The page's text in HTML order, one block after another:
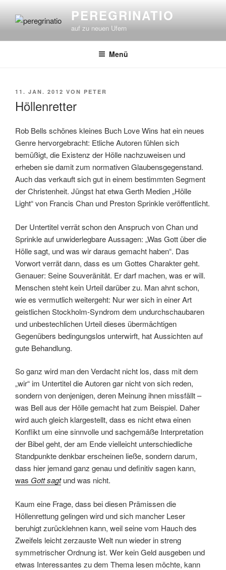
Inhalt
PEREGRINATIO
auf zu neuen Ufern
Menü
VERÖFFENTLICHT
11. JAN. 2012 VON PETER
Höllenretter
Rob Bells schönes kleines Buch Love Wins hat ein neues
Genre hervorgebracht: Etliche Autoren fühlen sich
bemüßigt, die Existenz der Hölle nachzuweisen und
erheben sie damit zum normativen Glaubensgegenstand.
Auch das verkauft sich gut in einem bestimmten Segment
der Christenheit. Jüngst hat etwa Gerth Medien „Hölle
Light“ von Francis Chan und Preston Sprinkle veröffentlicht.
Der Untertitel verrät schon den Anspruch von Chan und
Sprinkle auf unwiderlegbare Aussagen: „Was Gott über die
Hölle sagt, und was wir daraus gemacht haben“. Das
Vorwort verrät dann, dass es um Gottes Charakter geht.
Genauer: Seine Souveränität. Er darf machen, was er will.
Menschen steht kein Urteil darüber zu. Man ahnt schon,
wie es vermutlich weitergeht: Nur wer sich in einer Art
geistlichen Stockholm-Syndrom dem undurchschaubaren
und unbestechlichen Urteil dieses übermächtigen
Gegenübers bedingungslos unterwirft, hat Aussichten auf
gute Behandlung.
So ganz wird man den Verdacht nicht los, dass mit dem
„wir“ im Untertitel die Autoren gar nicht von sich reden,
sondern von denjenigen, deren Meinung ihnen missfällt –
was Bell aus der Hölle gemacht hat zum Beispiel. Daher
wird auch gleich klargestellt, dass es nicht etwa einen
Konflikt um eine sinnvolle und sachgemäße Interpretation
der Bibel geht, der am Ende vielleicht unterschiedliche
Standpunkte denkbar erscheinen ließe, sondern darum,
dass hier jemand ganz genau und definitiv sagen kann,
was Gott sagtund was nicht.
Kaum eine Frage, dass bei diesen Prämissen die
Höllenrettung gelingen wird und sich mancher Leser
beruhigt zurücklehnen kann, weil seine vom Hauch des
Zweifels leicht zerzauste Welt nun wieder in streng
symmetrischer Ordnung ist. Wer kein Geld ausgeben und
etwas Interessantes zu dem Thema lesen möchte, kann